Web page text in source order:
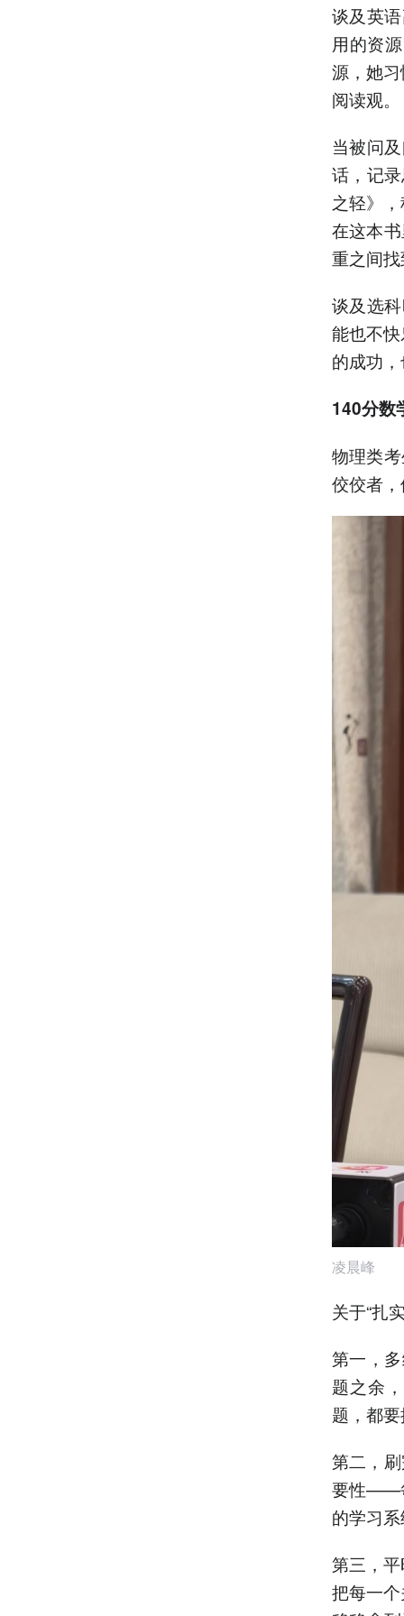
谈及英
用的资
源，她
阅读观。
当被问
话，记
之轻》
在这本
重之间
谈及选
能也不
的成功
140分数
物理类
佼佼者
凌晨峰
关于“扎
第一，
题之余
题，都
第二，
要性——
的学习
第三，
把每一